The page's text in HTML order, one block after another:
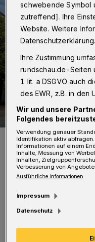
Das Rathaus in Barmen.
Foto: Dennis Polz
„Komplizierte
schwebende Symbol
zutreffend]. Ihre
Website. Weitere
Datenschutzerklärung.
Ihre Zustimmung
rundschau.de-Seiten
1 lit. a DSGVO auch
des EWR, z.B. in den
Wir und unsere
Folgendes
Verwendung genauer
Identifikation aktiv
Informationen auf einem
Inhalte, Messung von
Inhalten,
Verbesserung von
Ausführliche Informationen
Impressum
Datenschutz